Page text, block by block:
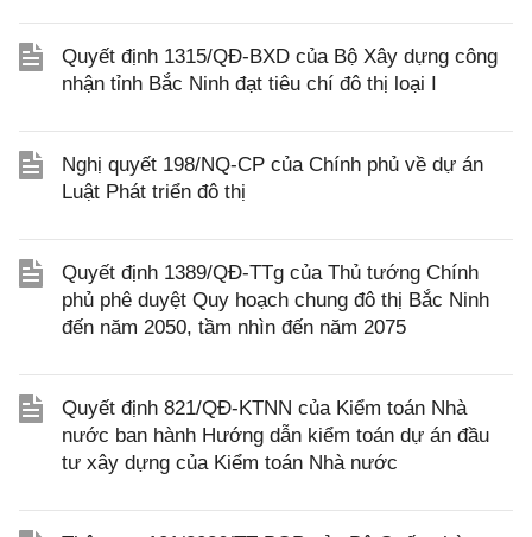
Quyết định 1315/QĐ-BXD của Bộ Xây dựng công
nhận tỉnh Bắc Ninh đạt tiêu chí đô thị loại I
Nghị quyết 198/NQ-CP của Chính phủ về dự án
Luật Phát triển đô thị
Quyết định 1389/QĐ-TTg của Thủ tướng Chính
phủ phê duyệt Quy hoạch chung đô thị Bắc Ninh
đến năm 2050, tầm nhìn đến năm 2075
Quyết định 821/QĐ-KTNN của Kiểm toán Nhà
nước ban hành Hướng dẫn kiểm toán dự án đầu
tư xây dựng của Kiểm toán Nhà nước